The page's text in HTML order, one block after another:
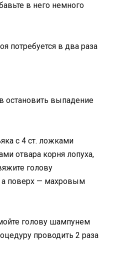
в него немного
потребуется в два раза
с 4 ст. ложками
отвара корня лопуха,
голову
а поверх — махровым
голову шампунем
проводить 2 раза